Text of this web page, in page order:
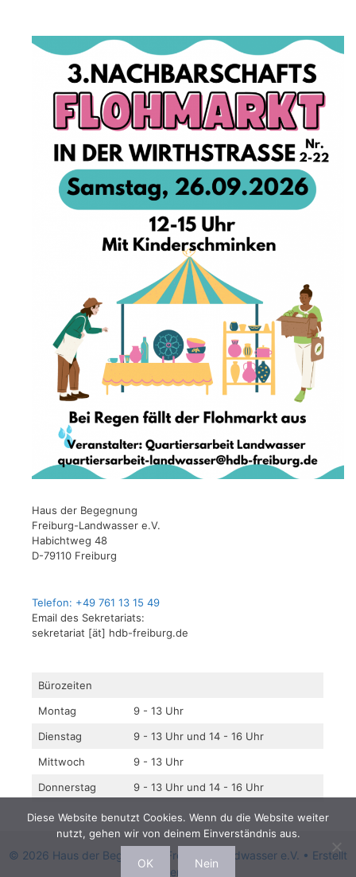
Haus der Begegnung
Freiburg-Landwasser e.V.
Habichtweg 48
D-79110 Freiburg
Telefon: +49 761 13 15 49
Email des Sekretariats:
sekretariat [ät] hdb-freiburg.de
Bürozeiten
Montag
9 - 13 Uhr
Dienstag
9 - 13 Uhr und 14 - 16 Uhr
Mittwoch
9 - 13 Uhr
Donnerstag
9 - 13 Uhr und 14 - 16 Uhr
© 2026 Haus der Begegnung Freiburg-Landwasser e.V. • Erstellt
mit GeneratePress
Diese Website benutzt Cookies. Wenn du die Website weiter
nutzt, gehen wir von deinem Einverständnis aus.
OK Nein